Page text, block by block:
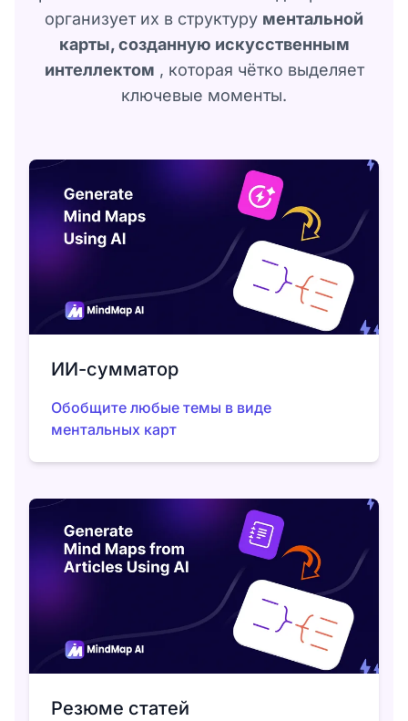
организует их в структуру ментальной
карты, созданную искусственным
интеллектом , которая чётко выделяет
ключевые моменты.
ИИ-сумматор
Обобщите любые темы в виде
ментальных карт
Резюме статей